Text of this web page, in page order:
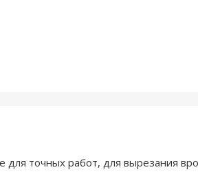
для точных работ, для вырезания